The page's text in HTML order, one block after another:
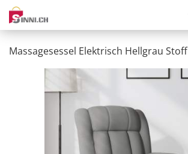
Massagesessel Elektrisch Hellgrau Stoff